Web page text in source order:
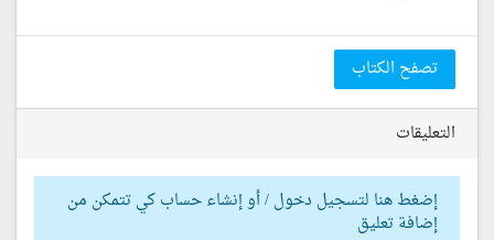
تصفح الكتاب
التعليقات
إضغط هنا لتسجيل دخول / أو إنشاء حساب كي تتمكن من
إضافة تعليق